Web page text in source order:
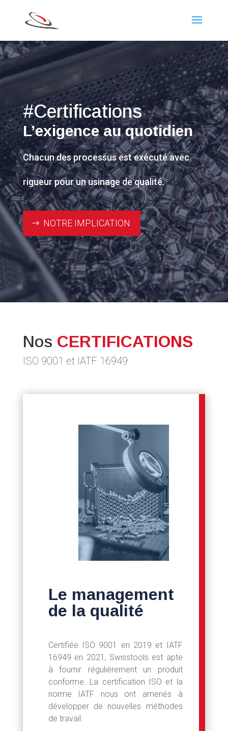
#Certifications
L’exigence au quotidien
Chacun des processus est exécuté avec
rigueur pour un usinage de qualité.
NOTRE IMPLICATION
Nos CERTIFICATIONS
ISO 9001 et IATF 16949
Le management
de la qualité
Certifiée ISO 9001 en 2019 et IATF
16949 en 2021, Swisstools est apte
à fournir régulièrement un produit
conforme. La certification ISO et la
norme IATF nous ont amenés à
développer de nouvelles méthodes
de travail.